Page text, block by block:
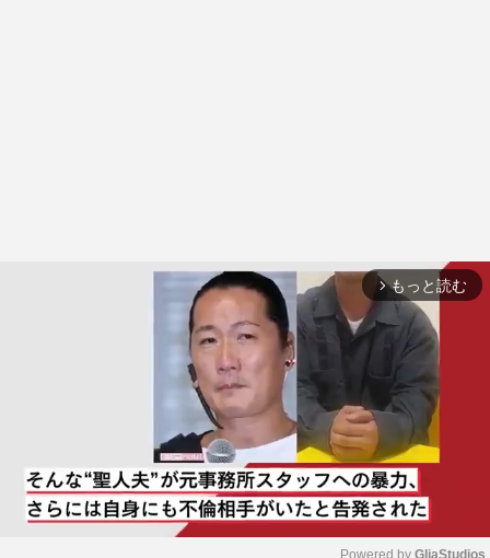
arrow_forward_ios もっと読む
Powered by GliaStudios